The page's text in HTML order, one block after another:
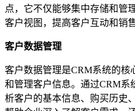
点，它不仅能够集中存储和管
客户视图，提高客户互动和销
客户数据管理
客户数据管理是CRM系统的核
和管理客户信息。通过CRM系
析客户的基本信息、购买历史